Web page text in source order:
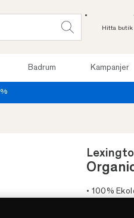
Hitta butik
Badrum Kampanjer
• 100%
• Finns i